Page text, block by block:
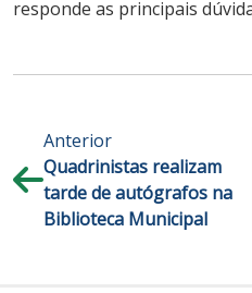
responde as principais
Anterior
Quadrinistas realizam
tarde de autógrafos na
Biblioteca Municipal